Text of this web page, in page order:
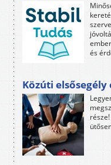
és
Közúti